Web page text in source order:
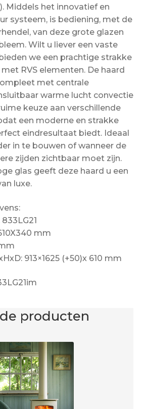
Middels het innovatief en
systeem, is bediening, met de
van deze grote glazen
Wilt u liever een vaste
we een prachtige strakke
RVS elementen. De haard
met centrale
warme lucht convectie
keuze aan verschillende
een moderne en strakke
eindresultaat biedt. Ideaal
in te bouwen of wanneer de
zijden zichtbaar moet zijn.
glas geeft deze haard u een
luxe.
mm
913×1625 (+50)x 610 mm
producten